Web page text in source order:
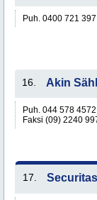
Puh. 0400 721 397
16. Akin
Puh. 044 578 4572
Faksi (09) 2240
17.